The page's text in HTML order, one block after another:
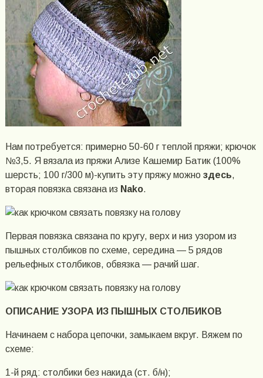
Нам потребуется: примерно 50-60 г теплой пряжи; крючок
№3,5. Я вязала из пряжи Ализе Кашемир Батик (100%
шерсть; 100 г/300 м)-купить эту пряжу можно здесь,
вторая повязка связана из Nako.
Первая повязка связана по кругу, верх и низ узором из
пышных столбиков по схеме, середина — 5 рядов
рельефных столбиков, обвязка — рачий шаг.
ОПИСАНИЕ УЗОРА ИЗ ПЫШНЫХ СТОЛБИКОВ
Начинаем с набора цепочки, замыкаем вкруг. Вяжем по
схеме:
1-й ряд: столбики без накида (ст. б/н);